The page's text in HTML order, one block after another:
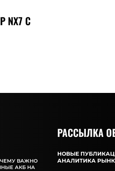
NX7 С
ВАЖНО
АКБ НА
РАССЫЛКА
НОВЫЕ
АНАЛИТИКА